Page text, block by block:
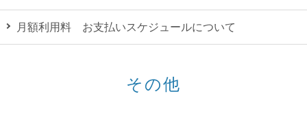
月額利用料 お支払いスケジュールについて
その他